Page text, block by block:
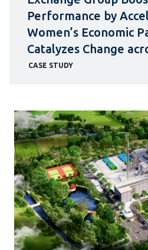
Performance by
Women’s Economic
Catalyzes Change
CASE STUDY